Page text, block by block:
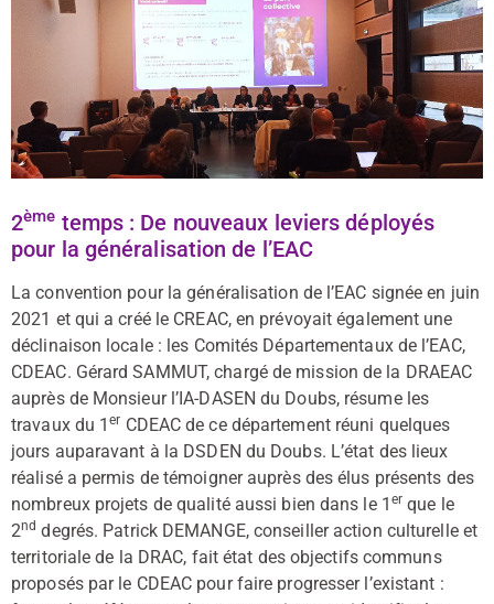
2ème temps : De nouveaux leviers déployés
pour la généralisation de l’EAC
La convention pour la généralisation de l’EAC signée en juin
2021 et qui a créé le CREAC, en prévoyait également une
déclinaison locale : les Comités Départementaux de l’EAC,
CDEAC. Gérard SAMMUT, chargé de mission de la DRAEAC
auprès de Monsieur l’IA-DASEN du Doubs, résume les
travaux du 1er CDEAC de ce département réuni quelques
jours auparavant à la DSDEN du Doubs. L’état des lieux
réalisé a permis de témoigner auprès des élus présents des
nombreux projets de qualité aussi bien dans le 1 er que le
2nd degrés. Patrick DEMANGE, conseiller action culturelle et
territoriale de la DRAC, fait état des objectifs communs
proposés par le CDEAC pour faire progresser l’existant :